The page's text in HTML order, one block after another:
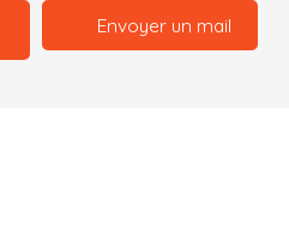
Envoyer un mail